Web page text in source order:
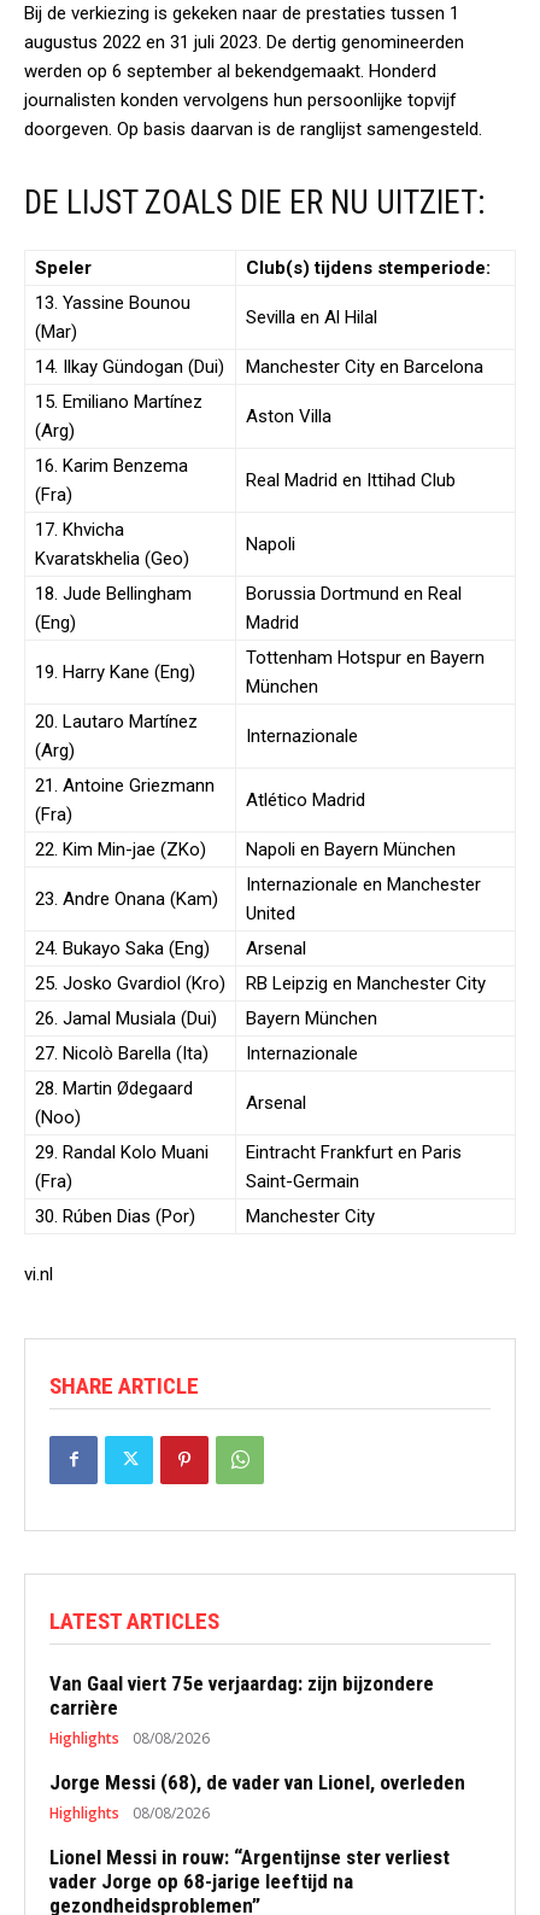
Bij de verkiezing is gekeken naar de prestaties tussen 1
augustus 2022 en 31 juli 2023. De dertig genomineerden
werden op 6 september al bekendgemaakt. Honderd
journalisten konden vervolgens hun persoonlijke topvijf
doorgeven. Op basis daarvan is de ranglijst samengesteld.
DE LIJST ZOALS DIE ER NU UITZIET:
Speler
Club(s) tijdens stemperiode:
13. Yassine Bounou
(Mar)
Sevilla en Al Hilal
14. Ilkay Gündogan (Dui)
Manchester City en Barcelona
15. Emiliano Martínez
(Arg)
Aston Villa
16. Karim Benzema
(Fra)
Real Madrid en Ittihad Club
17. Khvicha
Kvaratskhelia (Geo)
Napoli
18. Jude Bellingham
(Eng)
Borussia Dortmund en Real
Madrid
19. Harry Kane (Eng)
Tottenham Hotspur en Bayern
München
20. Lautaro Martínez
(Arg)
Internazionale
21. Antoine Griezmann
(Fra)
Atlético Madrid
22. Kim Min-jae (ZKo) Napoli en Bayern München
23. Andre Onana (Kam)
Internazionale en Manchester
United
24. Bukayo Saka (Eng)
Arsenal
25. Josko Gvardiol (Kro)
RB Leipzig en Manchester City
26. Jamal Musiala (Dui)
Bayern München
27. Nicolò Barella (Ita)
Internazionale
28. Martin Ødegaard
(Noo)
Arsenal
29. Randal Kolo Muani
(Fra)
Eintracht Frankfurt en Paris
Saint-Germain
30. Rúben Dias (Por)
Manchester City
vi.nl
SHARE ARTICLE
LATEST ARTICLES
Van Gaal viert 75e verjaardag: zijn bijzondere
carrière
Highlights 08/08/2026
Jorge Messi (68), de vader van Lionel, overleden
Highlights 08/08/2026
Lionel Messi in rouw: “Argentijnse ster verliest
vader Jorge op 68-jarige leeftijd na
gezondheidsproblemen”